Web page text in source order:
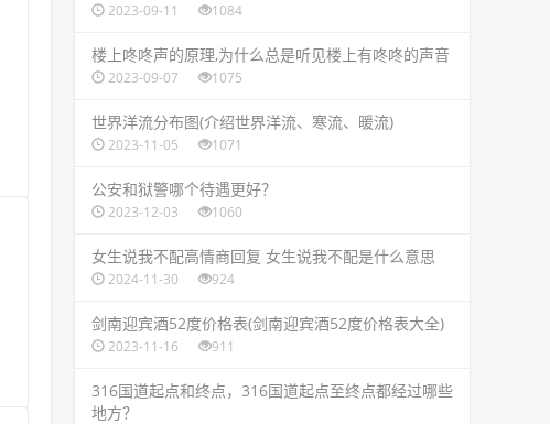
2023-09-11 1084
​楼上咚咚声的原理,为什么总是听见楼上有咚咚的声音
2023-09-07 1075
​世界洋流分布图(介绍世界洋流、寒流、暖流)
2023-11-05 1071
​公安和狱警哪个待遇更好？
2023-12-03 1060
​女生说我不配高情商回复 女生说我不配是什么意思
2024-11-30 924
​剑南迎宾酒52度价格表(剑南迎宾酒52度价格表大全)
2023-11-16 911
​316国道起点和终点，316国道起点至终点都经过哪些
地方？